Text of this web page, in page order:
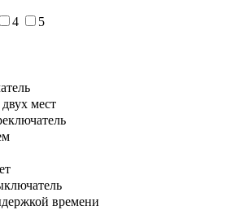
4 5
мест
времени